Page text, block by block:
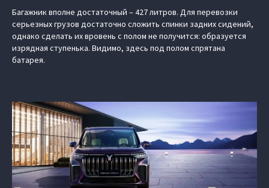
Багажник вполне достаточный – 427 литров. Для перевозки
серьезных грузов достаточно сложить спинки задних сидений,
однако сделать их вровень с полом не получится: образуется
изрядная ступенька. Видимо, здесь под полом спрятана
батарея.